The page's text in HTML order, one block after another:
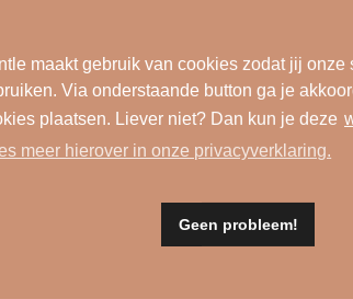
maakt gebruik van cookies zodat jij onze
Via onderstaande button ga je
plaatsen. Liever niet? Dan kun je deze
meer hierover in onze privacyverklaring.
Geen probleem!